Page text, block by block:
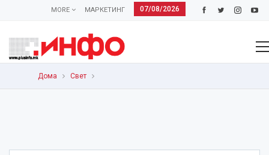
07/08/2026
МАРКЕТИНГ
MORE
Дома Свет